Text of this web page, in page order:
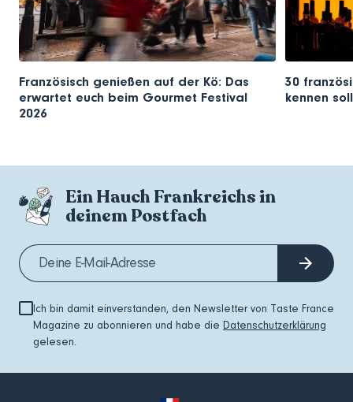
Französisch genießen auf der Kö: Das
erwartet euch beim Gourmet Festival
2026
30
kennen
Ein Hauch Frankreichs in
deinem Postfach
Ich bin damit einverstanden, den Newsletter von Taste France
Magazine zu abonnieren und habe die Datenschutzerklärung
gelesen.